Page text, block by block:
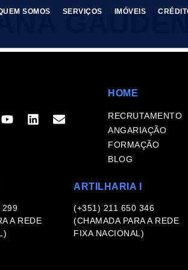
SOMOS SERVIÇOS IMÓVEIS
HOME
RECRUTAMENTO
ANGARIAÇÃO
FORMAÇÃO
BLOG
299
A REDE
ARTILHARIA I
(+351) 211 650 346
(CHAMADA PARA A REDE
FIXA NACIONAL)